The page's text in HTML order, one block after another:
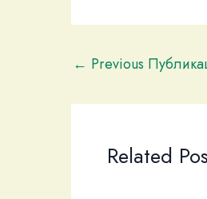
← Previous
Related